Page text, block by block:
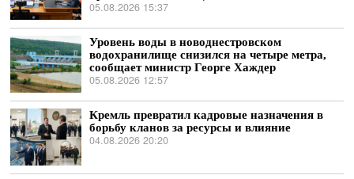
05.08.2026 15:37
Уровень воды в новоднестровском
водохранилище снизился на четыре метра,
сообщает министр Георге Хаждер
05.08.2026 12:57
Кремль превратил кадровые назначения в
борьбу кланов за ресурсы и влияние
04.08.2026 20:20